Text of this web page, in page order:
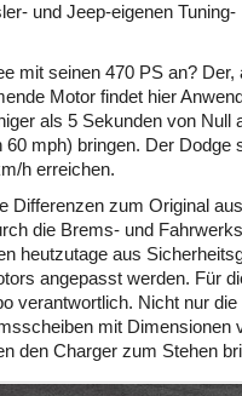
und Jeep-eigenen Tuning-
mit seinen 470 PS an? Der,
Motor findet hier
als 5 Sekunden von Null
mph) bringen. Der Dodge
h erreichen.
Differenzen zum Original
die Brems- und
heutzutage aus
angepasst werden. Für
verantwortlich. Nicht nur die
mit Dimensionen
den Charger zum Stehen